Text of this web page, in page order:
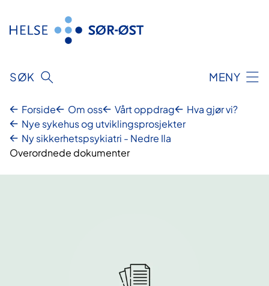
innhold
SØK MENY
Forside Om oss Vårt oppdrag
Hva gjør vi?
Nye sykehus og utviklingsprosjekter
Ny sikkerhetspsykiatri - Nedre Ila
Overordnede dokumenter